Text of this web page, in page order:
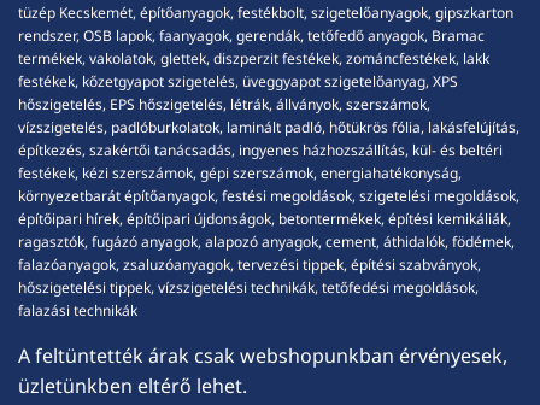
tüzép Kecskemét, építőanyagok, festékbolt, szigetelőanyagok, gipszkarton
rendszer, OSB lapok, faanyagok, gerendák, tetőfedő anyagok, Bramac
termékek, vakolatok, glettek, diszperzit festékek, zománcfestékek, lakk
festékek, kőzetgyapot szigetelés, üveggyapot szigetelőanyag, XPS
hőszigetelés, EPS hőszigetelés, létrák, állványok, szerszámok,
vízszigetelés, padlóburkolatok, laminált padló, hőtükrös fólia, lakásfelújítás,
építkezés, szakértői tanácsadás, ingyenes házhozszállítás, kül- és beltéri
festékek, kézi szerszámok, gépi szerszámok, energiahatékonyság,
környezetbarát építőanyagok, festési megoldások, szigetelési megoldások,
építőipari hírek, építőipari újdonságok, betontermékek, építési kemikáliák,
ragasztók, fugázó anyagok, alapozó anyagok, cement, áthidalók, födémek,
falazóanyagok, zsaluzóanyagok, tervezési tippek, építési szabványok,
hőszigetelési tippek, vízszigetelési technikák, tetőfedési megoldások,
falazási technikák
A feltüntették árak csak webshopunkban érvényesek,
üzletünkben eltérő lehet.